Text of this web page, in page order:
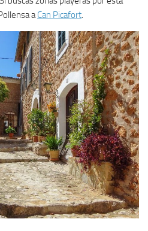
a Can Picafort